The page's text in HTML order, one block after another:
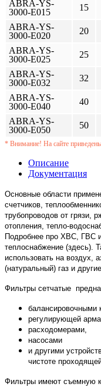
ABRA-YS-
3000-E015
15
ABRA-YS-
3000-E020
20
ABRA-YS-
3000-E025
25
ABRA-YS-
3000-E032
32
ABRA-YS-
3000-E040
40
ABRA-YS-
3000-E050
50
* Внимание! На сайте
Описание
Документация
Основные области
счетчиков,
трубопроводов от грязи,
отопления, тепло-
Подробнее про ХВС, ГВС
теплоснабжение (здесь).
использовать на воздух,
(натуральный) газ и
Фильтры сетчатые
балансировочными
регулирующей
расходомерами,
насосами
и другими
чистоте
Фильтры имеют съемную